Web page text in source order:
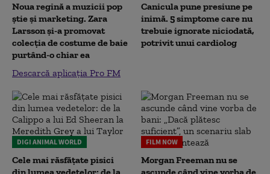
Noua regină a muzicii pop
știe și marketing. Zara
Larsson și-a promovat
colecția de costume de baie
purtând-o chiar ea
Descarcă aplicația Pro FM
Canicula pune presiune pe
inimă. 5 simptome care nu
trebuie ignorate niciodată,
potrivit unui cardiolog
DIGI ANIMAL WORLD
Cele mai răsfățate pisici
FILM NOW
Morgan Freeman nu se